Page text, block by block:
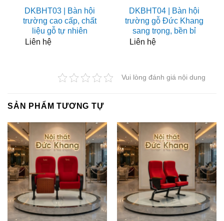
DKBHT03 | Bàn hội
trường cao cấp, chất
liệu gỗ tự nhiên
Liên hệ
DKBHT04 | Bàn hội
trường gỗ Đức Khang
sang trọng, bền bỉ
Liên hệ
Vui lòng đánh giá nội dung
SẢN PHẨM TƯƠNG TỰ